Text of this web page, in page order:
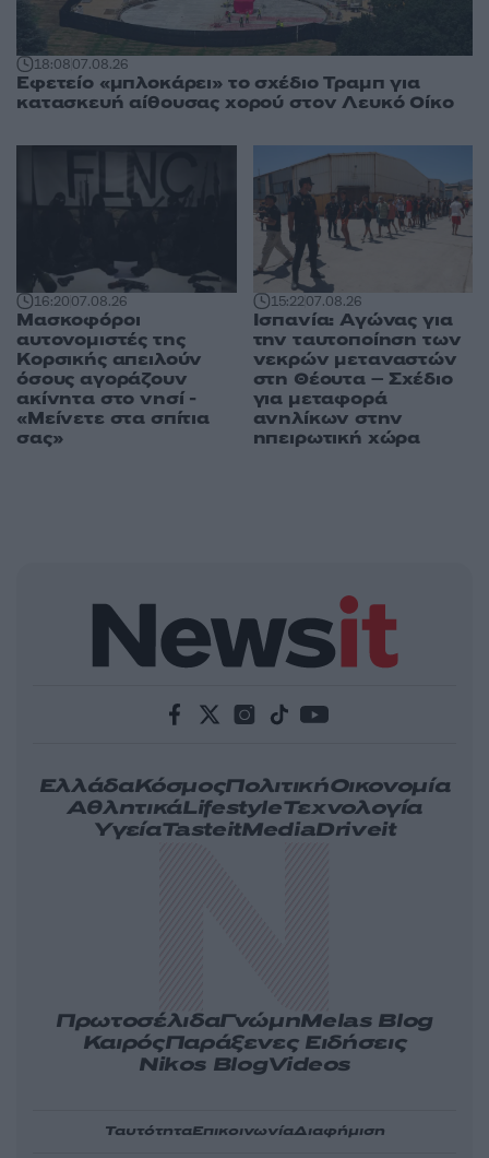
18:0807.08.26
Εφετείο «μπλοκάρει» το σχέδιο Τραμπ για
κατασκευή αίθουσας χορού στον Λευκό Οίκο
16:2007.08.26
Μασκοφόροι
αυτονομιστές της
Κορσικής απειλούν
όσους αγοράζουν
ακίνητα στο νησί -
«Μείνετε στα σπίτια
σας»
15:2207.08.26
Ισπανία: Αγώνας για
την ταυτοποίηση των
νεκρών μεταναστών
στη Θέουτα – Σχέδιο
για μεταφορά
ανηλίκων στην
ηπειρωτική χώρα
ΕλλάδαΚόσμοςΠολιτικήΟικονομία
ΑθλητικάLifestyleΤεχνολογία
ΥγείαTasteitMediaDriveit
ΠρωτοσέλιδαΓνώμηMelas Blog
ΚαιρόςΠαράξενες Ειδήσεις
Nikos BlogVideos
ΤαυτότηταΕπικοινωνίαΔιαφήμιση